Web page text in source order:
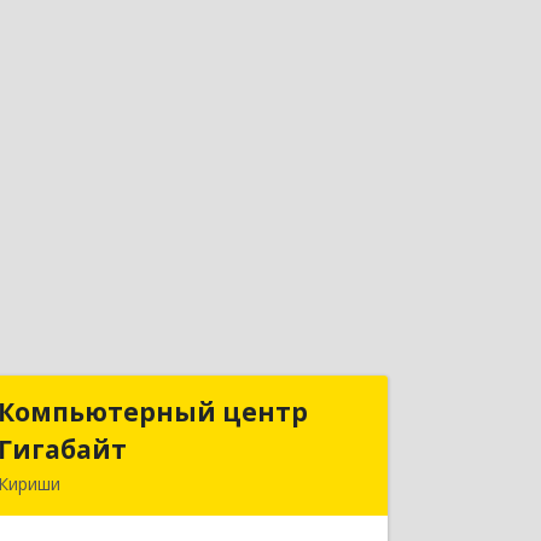
Компьютерный центр
Гигабайт
Кириши
Компьютерный центр